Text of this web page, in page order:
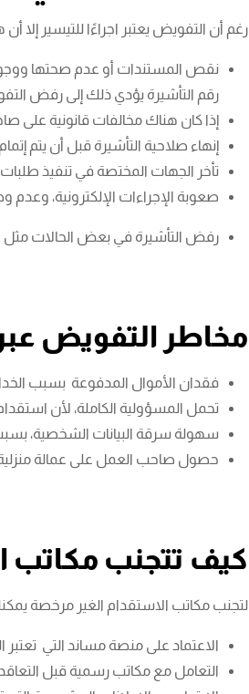
رغم أن التفويض يعتبر اجراءًا للتيسير
نقص المستندات أو عدم صحتها ووجود
رقم التأشيرة يؤدي ذلك إلى رفض
إذا كان هناك مخالفات قانونية على
إنهاء صلاحية التأشيرة قبل أن يتم
تأخر الجهات المختصة في تنفيذ
صعوبة الإجراءات الإلكترونية،
رفض التأشيرة في بعض الحالات مثل
مخاطر التفويض
فقدان الأموال المدفوعة بسبب
تحمل المسؤولية الكاملة، لأن
سهولة سرقة البيانات الشخصية،
حصول صاحب العمل على عمالة منزلية
كيف تتجنب مكاتب
لتجنب مكاتب الاستقدام الغير مرخصة
الاعتماد على منصة مساند التي
التعامل مع مكاتب رسمية قبل